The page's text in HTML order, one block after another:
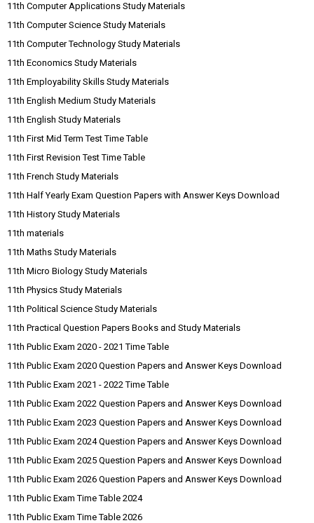
11th Computer Applications Study Materials
11th Computer Science Study Materials
11th Computer Technology Study Materials
11th Economics Study Materials
11th Employability Skills Study Materials
11th English Medium Study Materials
11th English Study Materials
11th First Mid Term Test Time Table
11th First Revision Test Time Table
11th French Study Materials
11th Half Yearly Exam Question Papers with Answer Keys Download
11th History Study Materials
11th materials
11th Maths Study Materials
11th Micro Biology Study Materials
11th Physics Study Materials
11th Political Science Study Materials
11th Practical Question Papers Books and Study Materials
11th Public Exam 2020 - 2021 Time Table
11th Public Exam 2020 Question Papers and Answer Keys Download
11th Public Exam 2021 - 2022 Time Table
11th Public Exam 2022 Question Papers and Answer Keys Download
11th Public Exam 2023 Question Papers and Answer Keys Download
11th Public Exam 2024 Question Papers and Answer Keys Download
11th Public Exam 2025 Question Papers and Answer Keys Download
11th Public Exam 2026 Question Papers and Answer Keys Download
11th Public Exam Time Table 2024
11th Public Exam Time Table 2026